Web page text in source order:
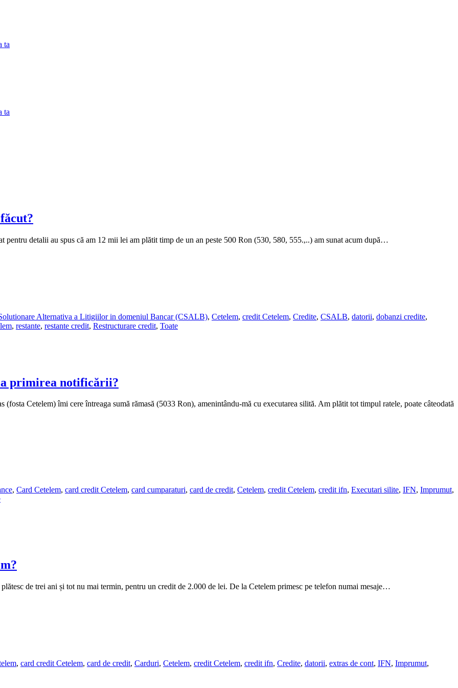
ta
ta
pentru detalii au spus că am 12 mii lei am plătit timp de un an peste 500 Ron (530, 580, 555.,..) am sunat acum după…
Alternativa a Litigiilor in domeniul Bancar (CSALB), Cetelem, credit Cetelem, Credite, CSALB, datorii, dobanzi credite,
, restante, restante credit, Restructurare credit, Toate
la primirea notificării?
Cetelem) îmi cere întreaga sumă rămasă (5033 Ron), amenintându-mă cu executarea silită. Am plătit tot timpul ratele, poate câteodată
, Card Cetelem, card credit Cetelem, card cumparaturi, card de credit, Cetelem, credit Cetelem, credit ifn, Executari silite, IFN, Imprumut,
de trei ani și tot nu mai termin, pentru un credit de 2.000 de lei. De la Cetelem primesc pe telefon numai mesaje…
, card credit Cetelem, card de credit, Carduri, Cetelem, credit Cetelem, credit ifn, Credite, datorii, extras de cont, IFN, Imprumut,